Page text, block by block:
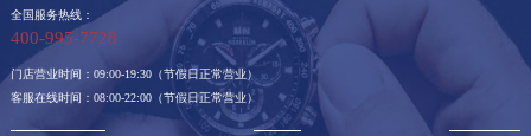
全国服务热线：
400-995-7728
门店营业时间：09:00-19:30（节假日正常营业）
客服在线时间：08:00-22:00（节假日正常营业）